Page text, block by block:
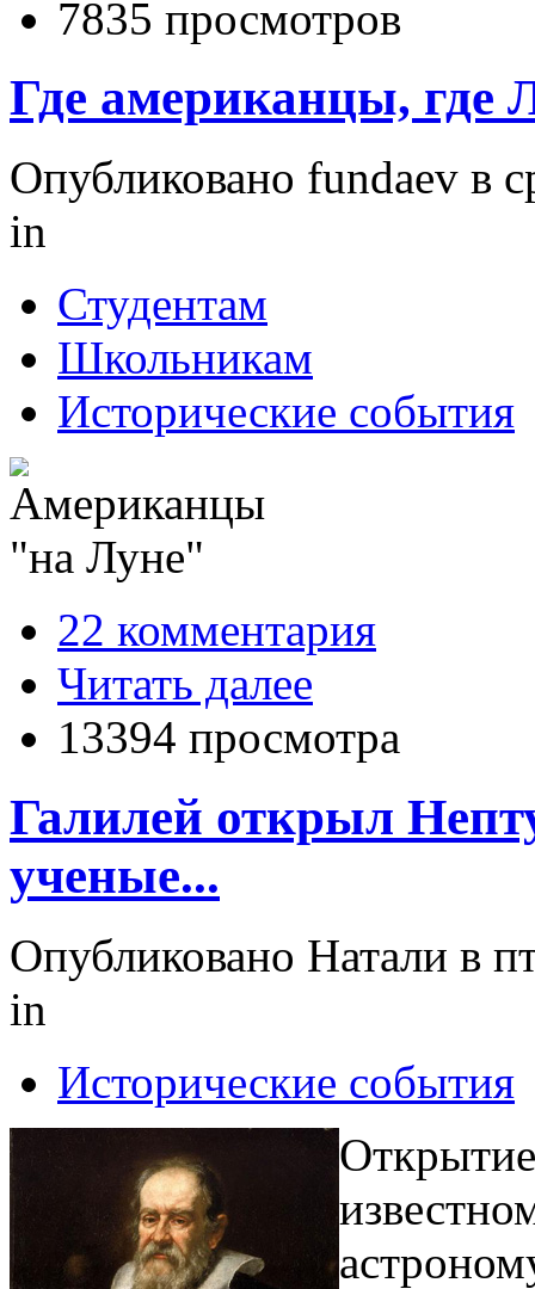
7835 просмотров
Где американцы, где
Опубликовано fundaev в
in
Студентам
Школьникам
Исторические события
22 комментария
Читать далее
13394 просмотра
Галилей открыл
ученые...
Опубликовано Натали в
in
Исторические события